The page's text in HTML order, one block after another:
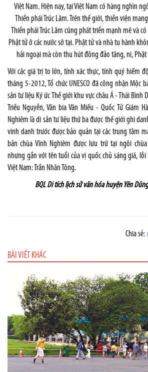
Việt Nam. Hiện nay, tại Việt Nam có hàng nghìn
Thiền phái Trúc Lâm. Trên thế giới, thiền viện
Thiền phái Trúc Lâm cũng phát triển mạnh mẽ và
Phật tử ở các nước sở tại. Phật tử và nhà tu hành
hải ngoại mà còn thu hút đông đảo tăng, ni,
Với các giá trị to lớn, tính xác thực, tính quý hiếm
tháng 5-2012, Tổ chức UNESCO đã công nhận Mộc
sản tư liệu Ký ức Thế giới khu vực châu Á - Thái Bình
Triều Nguyễn, Văn bia Văn Miếu - Quốc Tử Giám
Nghiêm là di sản tư liệu thứ ba được thế giới ghi
vinh danh trước được bảo quản tại các trung tâm
bản chùa Vĩnh Nghiêm được lưu trữ tại ngôi
nhưng gắn với tên tuổi của vị quốc chủ sáng giá,
Việt Nam: Trần Nhân Tông.
BQL Di tích lịch sử văn hóa huyện Yên
Chia sẻ:
BÀI VIẾT KHÁC